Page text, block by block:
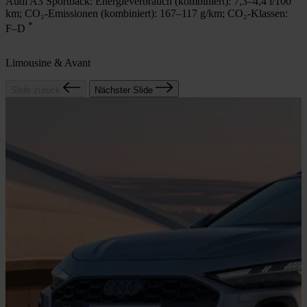
km; CO₂-Emissionen (kombiniert): 167–117 g/km; CO₂-Klassen:
F–D *
Limousine & Avant
Nächster Slide